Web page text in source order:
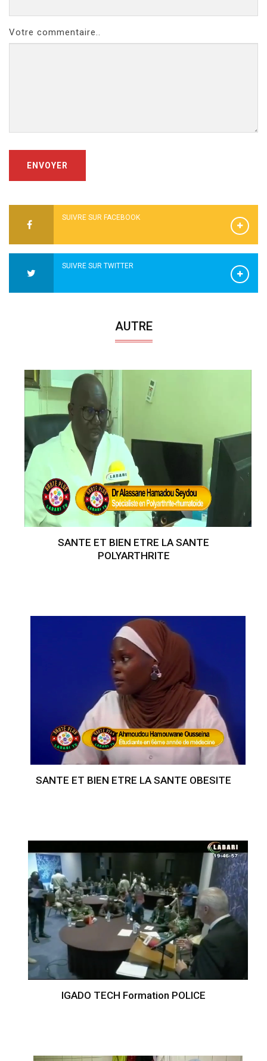
Votre commentaire..
ENVOYER
SUIVRE SUR FACEBOOK
SUIVRE SUR TWITTER
AUTRE
SANTE ET BIEN ETRE LA SANTE
POLYARTHRITE
SANTE ET BIEN ETRE LA SANTE OBESITE
IGADO TECH Formation POLICE